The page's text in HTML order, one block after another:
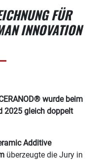
FÜR
INNOVATION
wurde beim
2025 gleich doppelt
Additive
überzeugte die Jury in